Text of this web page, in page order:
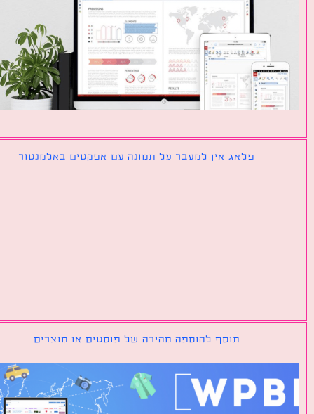
פלאג אין למעבר על תמונה עם אפקטים באלמנטור
תוסף להוספה מהירה של פוסטים או מוצרים